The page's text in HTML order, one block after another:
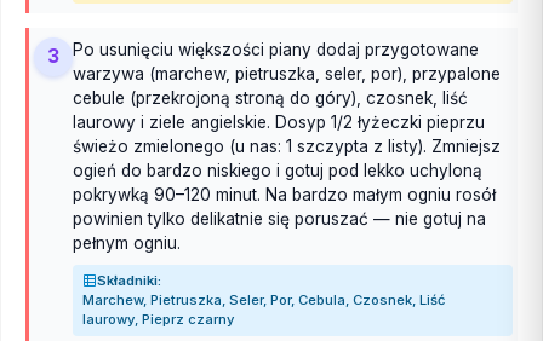
3
Po usunięciu większości piany dodaj przygotowane
warzywa (marchew, pietruszka, seler, por), przypalone
cebule (przekrojoną stroną do góry), czosnek, liść
laurowy i ziele angielskie. Dosyp 1/2 łyżeczki pieprzu
świeżo zmielonego (u nas: 1 szczypta z listy). Zmniejsz
ogień do bardzo niskiego i gotuj pod lekko uchyloną
pokrywką 90–120 minut. Na bardzo małym ogniu rosół
powinien tylko delikatnie się poruszać — nie gotuj na
pełnym ogniu.
Składniki:
Marchew, Pietruszka, Seler, Por, Cebula, Czosnek, Liść
laurowy, Pieprz czarny